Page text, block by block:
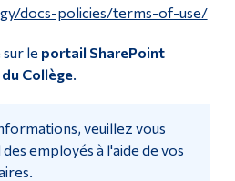
docs-policies/terms-of-use/
le portail SharePoint
Collège.
veuillez vous
employés à l'aide de vos
Menu principal
Programmes
Formation continue
Admissions
La vie à Dawson